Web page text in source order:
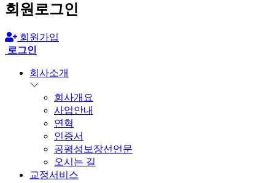
회원로그인
회원가입
로그인
회사소개
회사개요
사업안내
연혁
인증서
공평성보장선언문
오시는 길
교정서비스